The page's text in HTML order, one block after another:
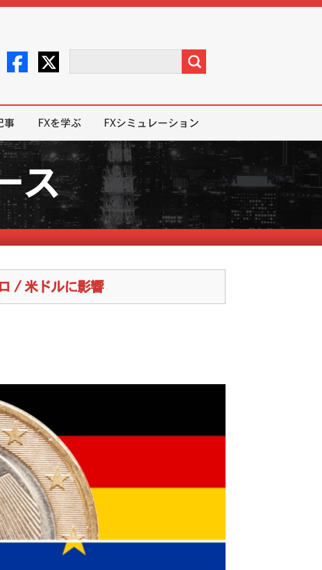
事 FXを学ぶ FXシミュレーション
ス
/ 米ドルに影響